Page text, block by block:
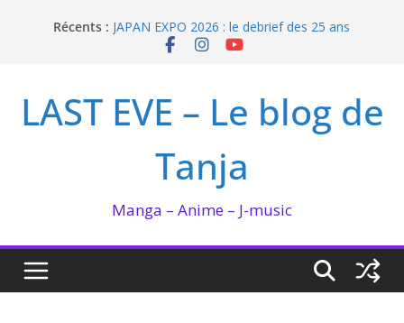
Récents : JAPAN EXPO 2026 : le debrief des 25 ans
Bilan lecture et visionnage de juillet 2026
Enomoto n’est pas un ange
LAST EVE – Le blog de
Tanja
Manga – Anime – J-music